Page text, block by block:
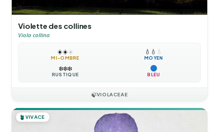
Violette des collines
Viola collina
☀️☀️☀️
MI-OMBRE
💧 💧 💧
MOYEN
❄️❄️❄️
RUSTIQUE BLEU
🍃VIOLACEAE
🪴 VIVACE